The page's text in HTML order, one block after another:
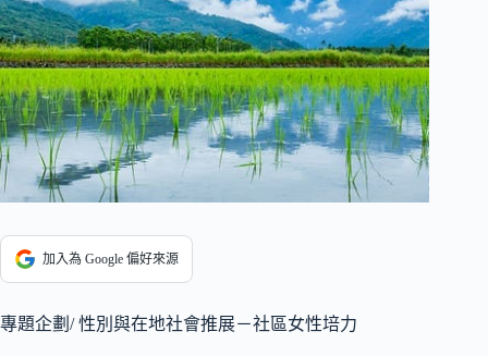
加入為 Google 偏好來源
專題企劃/ 性別與在地社會推展－社區女性培力